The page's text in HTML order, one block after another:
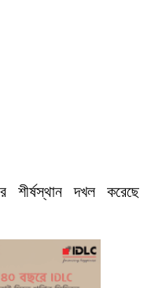
শীর্ষস্থান দখল করেছে